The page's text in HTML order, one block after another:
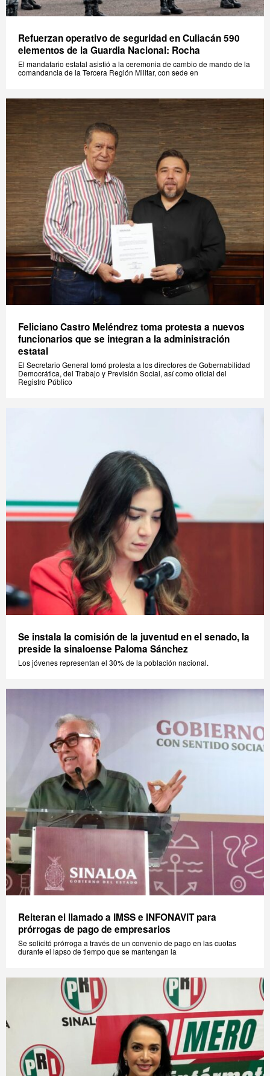
Refuerzan operativo de seguridad en Culiacán 590
elementos de la Guardia Nacional: Rocha
El mandatario estatal asistió a la ceremonia de cambio de mando de la
comandancia de la Tercera Región Militar, con sede en
Feliciano Castro Meléndrez toma protesta a nuevos
funcionarios que se integran a la administración
estatal
El Secretario General tomó protesta a los directores de Gobernabilidad
Democrática, del Trabajo y Previsión Social, así como oficial del
Registro Público
Se instala la comisión de la juventud en el senado, la
preside la sinaloense Paloma Sánchez
Los jóvenes representan el 30% de la población nacional.
Reiteran el llamado a IMSS e INFONAVIT para
prórrogas de pago de empresarios
Se solicitó prórroga a través de un convenio de pago en las cuotas
durante el lapso de tiempo que se mantengan la